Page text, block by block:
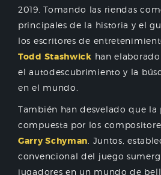
2019. Tomando las riendas
principales de la historia y el
los escritores de
Todd Stashwick han
el autodescubrimiento y la
en el mundo.
También han desvelado que la
compuesta por los
Garry Schyman . Juntos,
convencional del juego
jugadores en un mundo de